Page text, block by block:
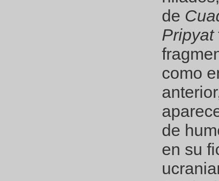
de
Pripyat
como
de
en su